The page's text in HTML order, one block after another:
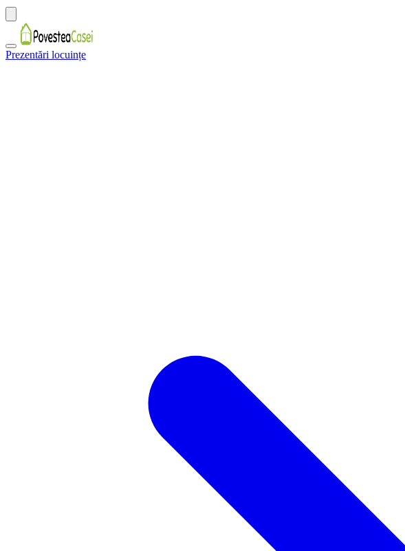
Prezentări locuințe